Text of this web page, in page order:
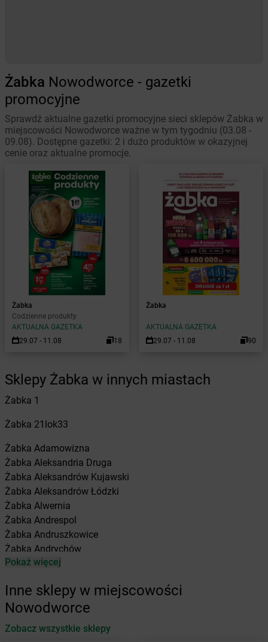
Żabka Nowodworce - gazetki
promocyjne
Sprawdź aktualne gazetki promocyjne sieci sklepów Żabka w
miejscowości Nowodworce ważne w tym tygodniu (03.08 -
09.08). Dostępne gazetki: 2 i dużo produktów w okazyjnej
cenie oraz aktualne promocje.
Żabka
Codzienne produkty
AKTUALNA GAZETKA
29.07 - 11.08
18
Żabka
AKTUALNA GAZETKA
29.07 - 11.08
90
Sklepy Żabka w innych miastach
Żabka 1
Żabka 21lok33
Żabka Adamowizna
Żabka Aleksandria Druga
Żabka Aleksandrów Kujawski
Żabka Aleksandrów Łódzki
Żabka Alwernia
Żabka Andrespol
Żabka Andruszkowice
Żabka Andrychów
Żabka Antonie
Żabka Automat
Żabka Babica
Żabka Babice Nowe
Pokaż więcej
Inne sklepy w miejscowości
Nowodworce
Zobacz wszystkie sklepy